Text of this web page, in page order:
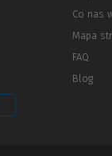
Co nas
Mapa
FAQ
Blog